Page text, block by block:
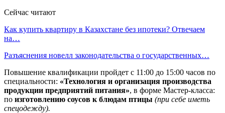
Сейчас читают
Как купить квартиру в Казахстане без ипотеки? Отвечаем
на…
Разъяснения новелл законодательства о государственных…
Повышение квалификации пройдет с 11:00 до 15:00 часов по
специальности: «Технология и организация производства
продукции предприятий питания», в форме Мастер-класса:
по изготовлению соусов к блюдам птицы (при себе иметь
спецодежду).